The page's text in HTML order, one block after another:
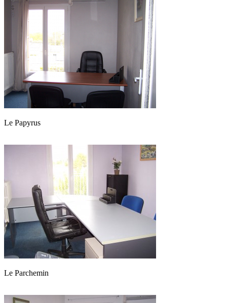
Le Papyrus
Le Parchemin